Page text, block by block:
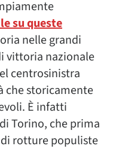
su queste
nelle grandi
vittoria nazionale
centrosinistra
che storicamente
È infatti
Torino, che prima
rotture populiste